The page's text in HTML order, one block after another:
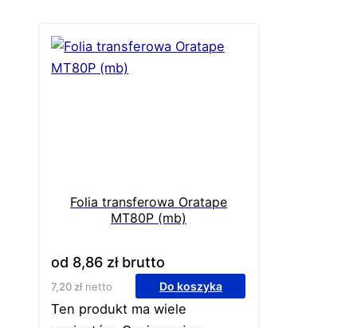
Folia transferowa Oratape
MT80P (mb)
od 8,86 złbrutto
7,20 złnetto Do koszyka
Ten produkt ma wiele